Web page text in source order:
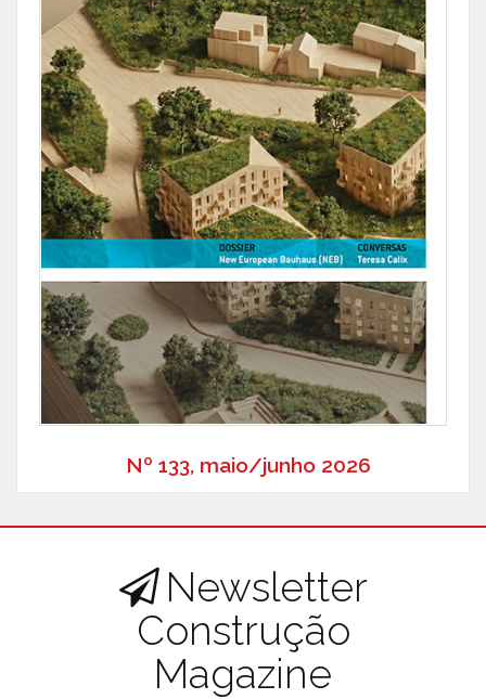
Nº 133, maio/junho 2026
Newsletter
Construção
Magazine